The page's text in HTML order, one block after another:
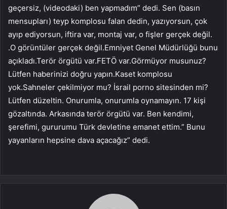
geçersiz, (videodaki) ben yapmadım” dedi. Sen (basın
mensupları) teyp komplosu falan dedin, yazıyorsun, çok
ayıp ediyorsun, iftira var, montaj var, o fişler gerçek değil.
.O görüntüler gerçek değil.Emniyet Genel Müdürlüğü bunu
açıkladı.Terör örgütü var.FETÖ var.Görmüyor musunuz?
Lütfen haberinizi doğru yapın.Kaset komplosu
yok.Sahneler çekilmiyor mu? İsrail porno sitesinden mi?
Lütfen düzeltin. Onurumla, onurumla oynamayın. 17 kişi
gözaltında. Arkasında terör örgütü var. Ben kendimi,
şerefimi, gururumu Türk devletine emanet ettim.” Bunu
yayanların hepsine dava açacağız” dedi.